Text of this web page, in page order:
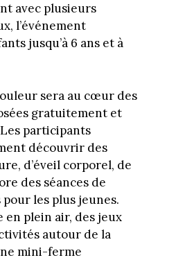
avec plusieurs
l’événement
jusqu’à 6 ans et à
sera au cœur des
gratuitement et
participants
découvrir des
d’éveil corporel, de
des séances de
les plus jeunes.
plein air, des jeux
autour de la
mini-ferme